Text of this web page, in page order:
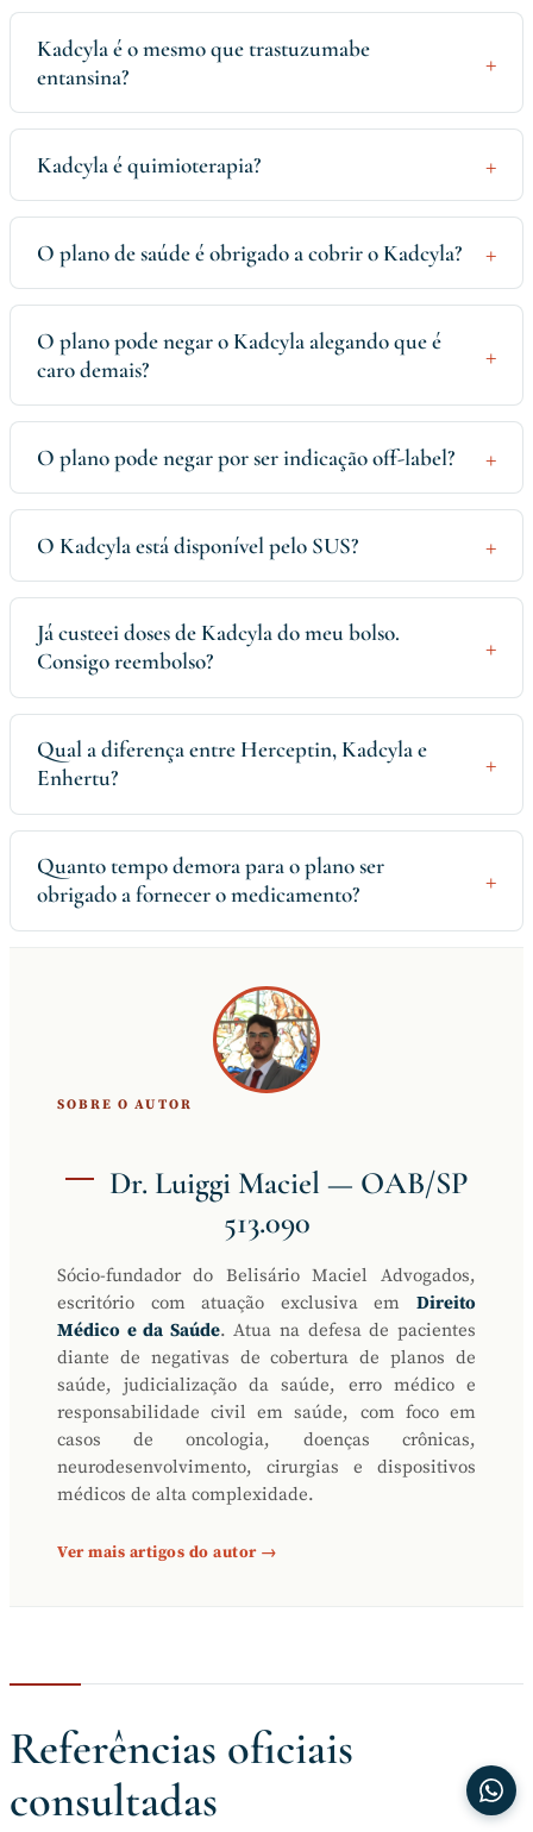
Kadcyla é o mesmo que trastuzumabe
entansina?
Kadcyla é quimioterapia?
O plano de saúde é obrigado a cobrir o Kadcyla?
O plano pode negar o Kadcyla alegando que é
caro demais?
O plano pode negar por ser indicação off-label?
O Kadcyla está disponível pelo SUS?
Já custeei doses de Kadcyla do meu bolso.
Consigo reembolso?
Qual a diferença entre Herceptin, Kadcyla e
Enhertu?
Quanto tempo demora para o plano ser
obrigado a fornecer o medicamento?
SOBRE O AUTOR
Dr. Luiggi Maciel — OAB/SP
513.090
Sócio-fundador do Belisário Maciel Advogados,
escritório com atuação exclusiva em Direito
Médico e da Saúde. Atua na defesa de pacientes
diante de negativas de cobertura de planos de
saúde, judicialização da saúde, erro médico e
responsabilidade civil em saúde, com foco em
casos de oncologia, doenças crônicas,
neurodesenvolvimento, cirurgias e dispositivos
médicos de alta complexidade.
Ver mais artigos do autor →
Referências oficiais
consultadas